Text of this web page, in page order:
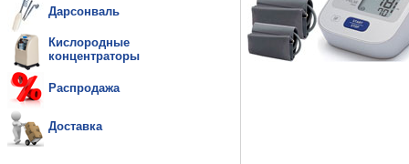
Дарсонваль
Кислородные
концентраторы
Распродажа
Доставка